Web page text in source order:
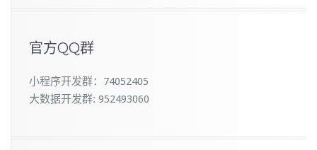
官方QQ群
小程序开发群：74052405
大数据开发群: 952493060